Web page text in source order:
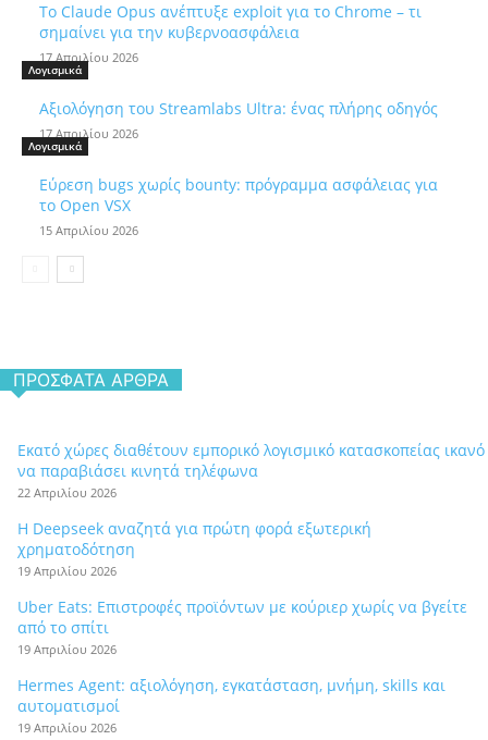
Το Claude Opus ανέπτυξε exploit για το Chrome – τι
σημαίνει για την κυβερνοασφάλεια
17 Απριλίου 2026
Λογισμικά
Αξιολόγηση του Streamlabs Ultra: ένας πλήρης οδηγός
17 Απριλίου 2026
Λογισμικά
Εύρεση bugs χωρίς bounty: πρόγραμμα ασφάλειας για
το Open VSX
15 Απριλίου 2026
ΠΡΌΣΦΑΤΑ ΆΡΘΡΑ
Εκατό χώρες διαθέτουν εμπορικό λογισμικό κατασκοπείας ικανό
να παραβιάσει κινητά τηλέφωνα
22 Απριλίου 2026
Η Deepseek αναζητά για πρώτη φορά εξωτερική
χρηματοδότηση
19 Απριλίου 2026
Uber Eats: Επιστροφές προϊόντων με κούριερ χωρίς να βγείτε
από το σπίτι
19 Απριλίου 2026
Hermes Agent: αξιολόγηση, εγκατάσταση, μνήμη, skills και
αυτοματισμοί
19 Απριλίου 2026